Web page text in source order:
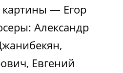
картины — Егор
Александр
Евгений